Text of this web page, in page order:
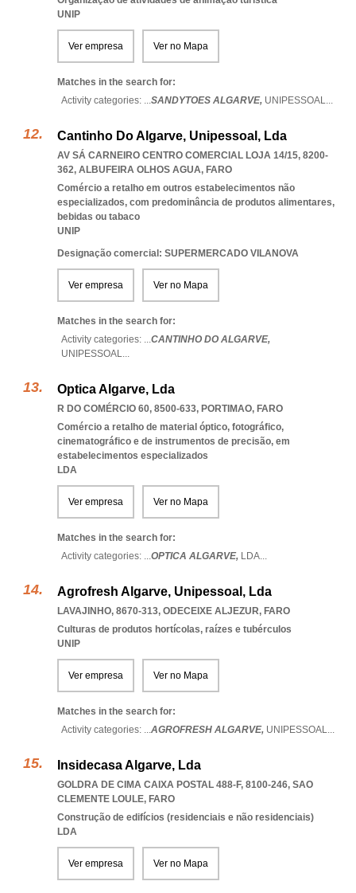
UNIP
Ver empresa Ver no Mapa
Matches in the search for:
Activity categories: ...SANDYTOES ALGARVE, UNIPESSOAL...
Cantinho Do Algarve, Unipessoal, Lda
AV SÁ CARNEIRO CENTRO COMERCIAL LOJA 14/15, 8200-
362, ALBUFEIRA OLHOS AGUA, FARO
Comércio a retalho em outros estabelecimentos não
especializados, com predominância de produtos alimentares,
bebidas ou tabaco
UNIP
Designação comercial: SUPERMERCADO VILANOVA
Ver empresa Ver no Mapa
Matches in the search for:
Activity categories: ...CANTINHO DO ALGARVE,
UNIPESSOAL...
Optica Algarve, Lda
R DO COMÉRCIO 60, 8500-633, PORTIMAO, FARO
Comércio a retalho de material óptico, fotográfico,
cinematográfico e de instrumentos de precisão, em
estabelecimentos especializados
LDA
Ver empresa Ver no Mapa
Matches in the search for:
Activity categories: ...OPTICA ALGARVE, LDA...
Agrofresh Algarve, Unipessoal, Lda
LAVAJINHO, 8670-313, ODECEIXE ALJEZUR, FARO
Culturas de produtos hortícolas, raízes e tubérculos
UNIP
Ver empresa Ver no Mapa
Matches in the search for:
Activity categories: ...AGROFRESH ALGARVE, UNIPESSOAL...
Insidecasa Algarve, Lda
GOLDRA DE CIMA CAIXA POSTAL 488-F, 8100-246, SAO
CLEMENTE LOULE, FARO
Construção de edifícios (residenciais e não residenciais)
LDA
Ver empresa Ver no Mapa